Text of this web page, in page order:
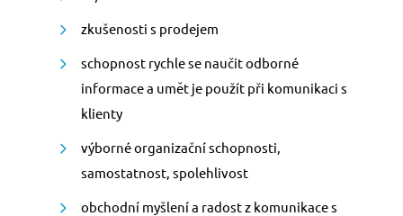
zkušenosti s prodejem
schopnost rychle se naučit odborné
informace a umět je použít při komunikaci s
klienty
výborné organizační schopnosti,
samostatnost, spolehlivost
obchodní myšlení a radost z komunikace s